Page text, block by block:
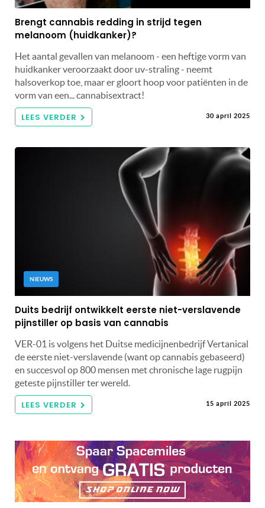
Brengt cannabis redding in strijd tegen
melanoom (huidkanker)?
Het aantal gevallen van melanoom - een heftige vorm van
huidkanker veroorzaakt door uv-straling - neemt
halsoverkop toe, maar er gloort hoop voor patiënten in de
vorm van een... cannabisextract!
LEES VERDER 30 april 2025
NIEUWS
Duits bedrijf ontwikkelt eerste niet-verslavende
pijnstiller op basis van cannabis
VER-01 is volgens het Duitse medicijnenbedrijf Vertanical
de eerste niet-verslavende (want op cannabis gebaseerd)
en succesvol op 800 mensen met chronische lage rugpijn
geteste pijnstiller ter wereld.
LEES VERDER 15 april 2025